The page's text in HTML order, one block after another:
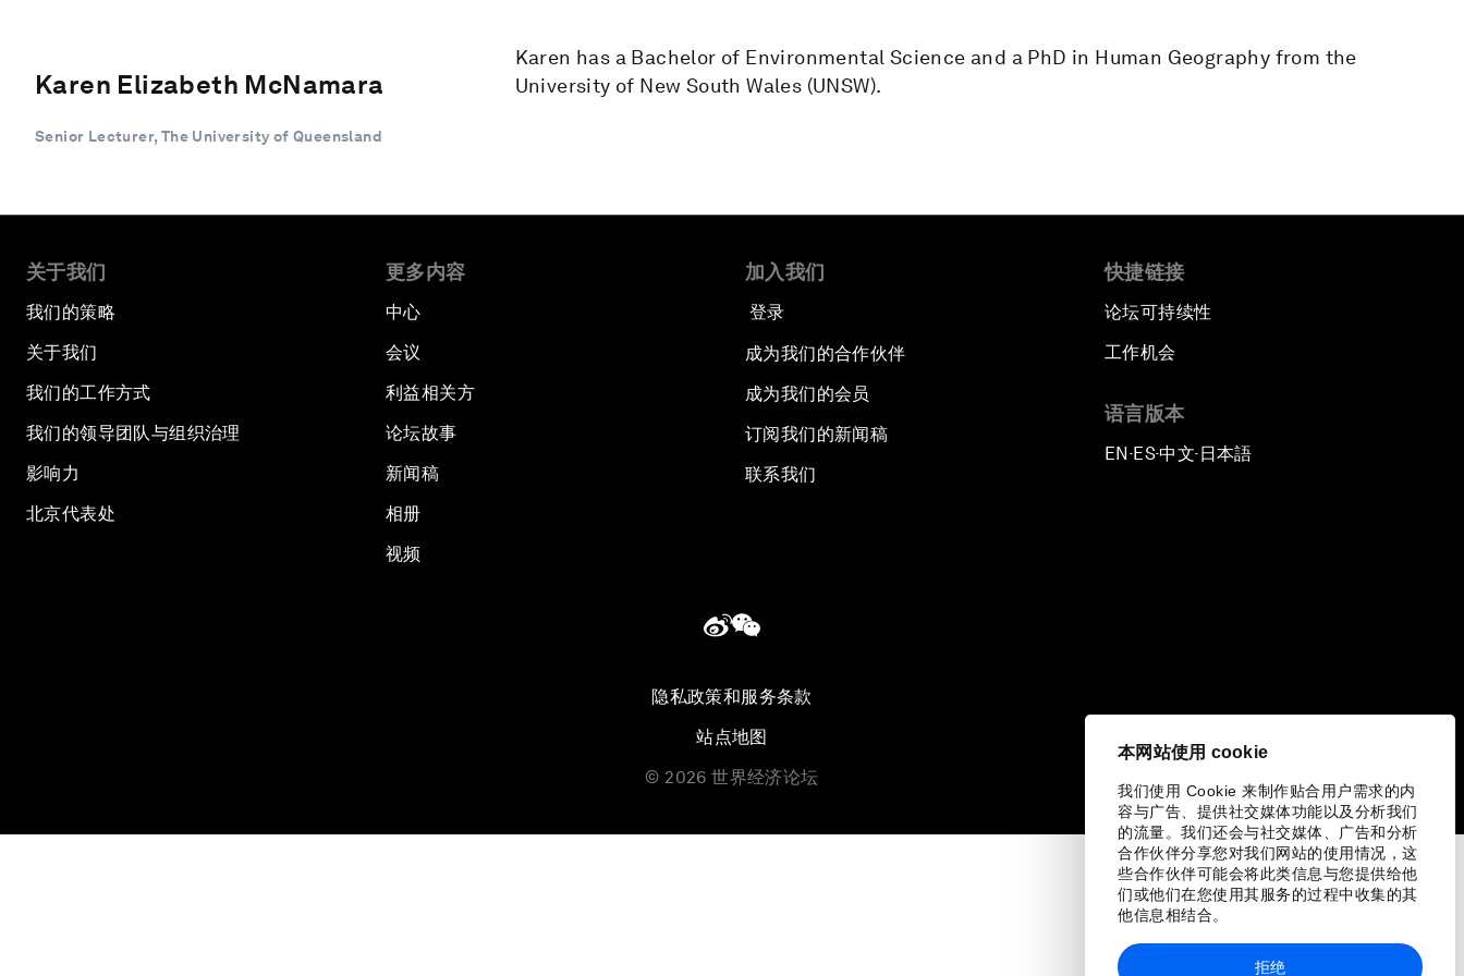
本网站使用 cookie
我们使用 Cookie 来制作贴合用户需求的内
容与广告、提供社交媒体功能以及分析我们
的流量。我们还会与社交媒体、广告和分析
合作伙伴分享您对我们网站的使用情况，这
些合作伙伴可能会将此类信息与您提供给他
们或他们在您使用其服务的过程中收集的其
他信息相结合。
拒绝
Karen Elizabeth McNamara
Senior Lecturer, The University of Queensland
Karen has a Bachelor of Environmental Science and a PhD in Human Geography from the
University of New South Wales (UNSW).
关于我们
我们的策略
关于我们
我们的工作方式
我们的领导团队与组织治理
影响力
北京代表处
更多内容
中心
会议
利益相关方
论坛故事
新闻稿
相册
视频
加入我们
登录
成为我们的合作伙伴
成为我们的会员
订阅我们的新闻稿
联系我们
快捷链接
论坛可持续性
工作机会
语言版本
EN ▪ES▪中文▪ 日本語
隐私政策和服务条款
站点地图
© 2026 世界经济论坛